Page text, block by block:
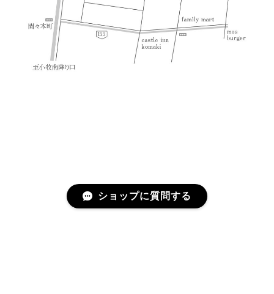
ショップに質問する